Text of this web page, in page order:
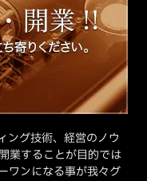
ング技術、経営のノウ
業することが目的では
ワンになる事が我々グ